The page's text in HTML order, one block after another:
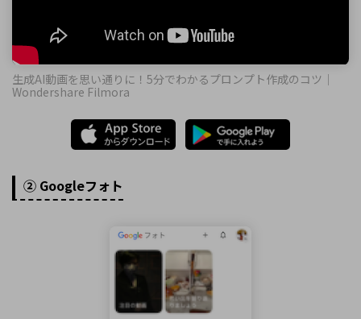
生成AI動画を思い通りに！5分でわかるプロンプト作成のコツ｜
Wondershare Filmora
② Googleフォト